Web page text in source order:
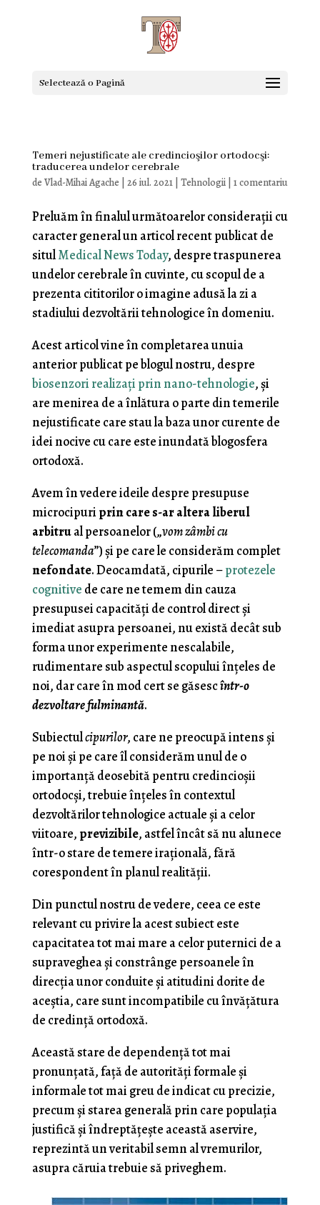
Selectează o Pagină
Temeri nejustificate ale credincioşilor ortodocşi:
traducerea undelor cerebrale
de Vlad-Mihai Agache 26 iul. 2021| Tehnologii| 1 comentariu
Preluăm în finalul următoarelor consideraţii cu
caracter general un articol recent publicat de
situlMedical News Today, despre traspunerea
undelor cerebrale în cuvinte, cu scopul de a
prezenta cititorilor o imagine adusă la zi a
stadiului dezvoltării tehnologice în domeniu.
Acest articol vine în completarea unuia
anterior publicat pe blogul nostru, despre
biosenzori realizaţi prin nano-tehnologie, şi
are menirea de a înlătura o parte din temerile
nejustificate care stau la baza unor curente de
idei nocive cu care este inundată blogosfera
ortodoxă.
Avem în vedere ideile despre presupuse
microcipuri prin care s-ar altera liberul
arbitrual persoanelor („vom zâmbi cu
telecomanda”) şi pe care le considerăm complet
nefondate. Deocamdată, cipurile –protezele
cognitive de care ne temem din cauza
presupusei capacităţi de control direct şi
imediat asupra persoanei, nu există decât sub
forma unor experimente nescalabile,
rudimentare sub aspectul scopului înţeles de
noi, dar care în mod cert se găsescîntr-o
dezvoltare fulminantă.
Subiectulcipurilor, care ne preocupă intens şi
pe noi şi pe care îl considerăm unul de o
importanţă deosebită pentru credincioşii
ortodocşi, trebuie înţeles în contextul
dezvoltărilor tehnologice actuale şi a celor
viitoare, previzibile, astfel încât să nu alunece
într-o stare de temere iraţională, fără
corespondent în planul realităţii.
Din punctul nostru de vedere, ceea ce este
relevant cu privire la acest subiect este
capacitatea tot mai mare a celor puternici de a
supraveghea şi constrânge persoanele în
direcţia unor conduite şi atitudini dorite de
aceştia, care sunt incompatibile cu învăţătura
de credinţă ortodoxă.
Această stare de dependenţă tot mai
pronunţată, faţă de autorităţi formale şi
informale tot mai greu de indicat cu precizie,
precum şi starea generală prin care populaţia
justifică şi îndreptăţeşte această aservire,
reprezintă un veritabil semn al vremurilor,
asupra căruia trebuie să priveghem.